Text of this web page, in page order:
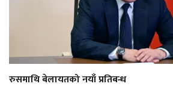
रुसमाथि बेलायतको नयाँ प्रतिबन्ध